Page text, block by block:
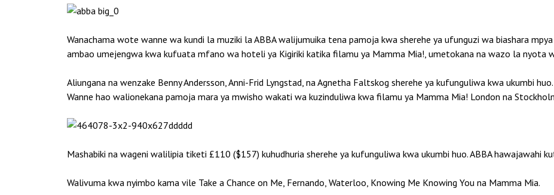
Wanachama wote wanne wa kundi la muziki la ABBA walijumuika tena pamoja kwa sherehe ya ufunguzi wa biashara
ambao umejengwa kwa kufuata mfano wa hoteli ya Kigiriki katika filamu ya Mamma Mia!, umetokana na wazo la nyota
Aliungana na wenzake Benny Andersson, Anni-Frid Lyngstad, na Agnetha Faltskog sherehe ya kufunguliwa kwa ukumbi huo.
Wanne hao walionekana pamoja mara ya mwisho wakati wa kuzinduliwa kwa filamu ya Mamma Mia! London na
Mashabiki na wageni walilipia tiketi £110 ($157) kuhudhuria sherehe ya kufunguliwa kwa ukumbi huo. ABBA hawajawahi
Walivuma kwa nyimbo kama vile Take a Chance on Me, Fernando, Waterloo, Knowing Me Knowing You na Mamma Mia.